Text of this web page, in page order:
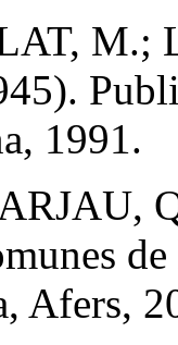
M.;
1991.
Afers,